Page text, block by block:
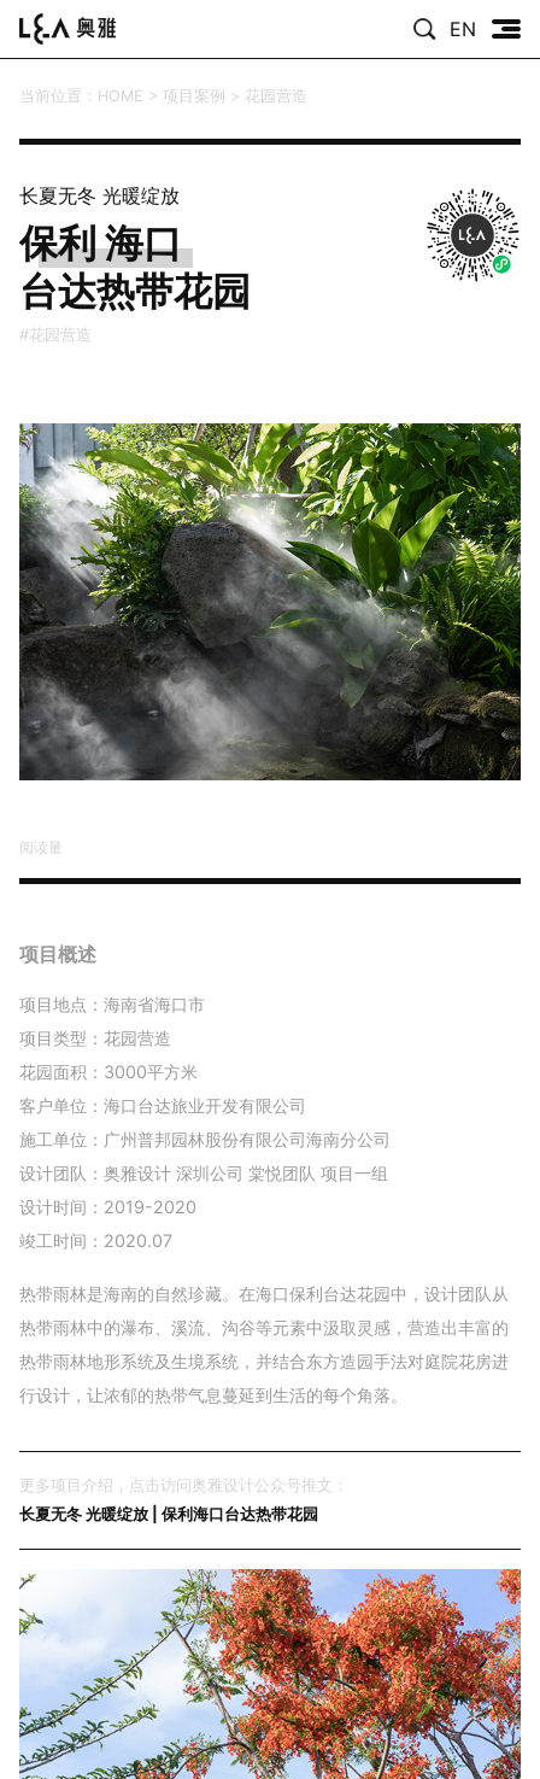
EN
当前位置： HOME > 项目案例 > 花园营造
长夏无冬 光暖绽放
保利 海口
台达热带花园
#花园营造
阅读量
项目概述
项目地点：海南省海口市
项目类型：花园营造
花园面积：3000平方米
客户单位：海口台达旅业开发有限公司
施工单位：广州普邦园林股份有限公司海南分公司
设计团队：奥雅设计 深圳公司 棠悦团队 项目一组
设计时间：2019-2020
竣工时间：2020.07
热带雨林是海南的自然珍藏。在海口保利台达花园中，设计团队从
热带雨林中的瀑布、溪流、沟谷等元素中汲取灵感，营造出丰富的
热带雨林地形系统及生境系统，并结合东方造园手法对庭院花房进
行设计，让浓郁的热带气息蔓延到生活的每个角落。
更多项目介绍，点击访问奥雅设计公众号推文：
长夏无冬 光暖绽放 | 保利海口台达热带花园